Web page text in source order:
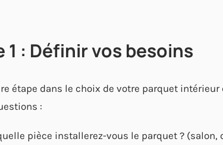
1 : Définir vos besoins
étape dans le choix de votre parquet
:
pièce installerez-vous le parquet ?